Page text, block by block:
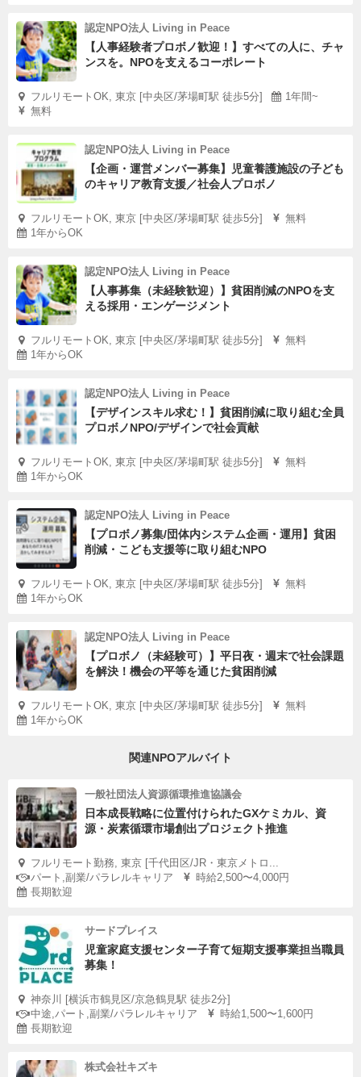
認定NPO法人 Living in Peace
【人事経験者プロボノ歓迎！】すべての人に、チャ
ンスを。NPOを支えるコーポレート
フルリモートOK, 東京 [中央区/茅場町駅 徒歩5分]
1年間~
無料
認定NPO法人 Living in Peace
【企画・運営メンバー募集】児童養護施設の子ども
のキャリア教育支援／社会人プロボノ
フルリモートOK, 東京 [中央区/茅場町駅 徒歩5分]
無料
1年からOK
認定NPO法人 Living in Peace
【人事募集（未経験歓迎）】貧困削減のNPOを支
える採用・エンゲージメント
フルリモートOK, 東京 [中央区/茅場町駅 徒歩5分]
無料
1年からOK
認定NPO法人 Living in Peace
【デザインスキル求む！】貧困削減に取り組む全員
プロボノNPO/デザインで社会貢献
フルリモートOK, 東京 [中央区/茅場町駅 徒歩5分]
無料
1年からOK
認定NPO法人 Living in Peace
【プロボノ募集/団体内システム企画・運用】貧困
削減・こども支援等に取り組むNPO
フルリモートOK, 東京 [中央区/茅場町駅 徒歩5分]
無料
1年からOK
認定NPO法人 Living in Peace
【プロボノ（未経験可）】平日夜・週末で社会課題
を解決！機会の平等を通じた貧困削減
フルリモートOK, 東京 [中央区/茅場町駅 徒歩5分]
無料
1年からOK
関連NPOアルバイト
一般社団法人資源循環推進協議会
日本成長戦略に位置付けられたGXケミカル、資
源・炭素循環市場創出プロジェクト推進
フルリモート勤務, 東京 [千代田区/JR・東京メトロ...
パート,副業/パラレルキャリア
時給2,500〜4,000円
長期歓迎
サードプレイス
児童家庭支援センター子育て短期支援事業担当職員
募集！
神奈川 [横浜市鶴見区/京急鶴見駅 徒歩2分]
中途,パート,副業/パラレルキャリア
時給1,500〜1,600円
長期歓迎
株式会社キズキ